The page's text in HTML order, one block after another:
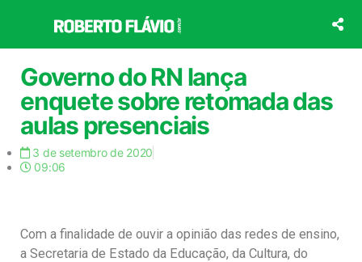
o
conteúdo
Governo do RN lança
enquete sobre retomada das
aulas presenciais
3 de setembro de 2020
09:06
Com a finalidade de ouvir a opinião das redes de ensino,
a Secretaria de Estado da Educação, da Cultura, do